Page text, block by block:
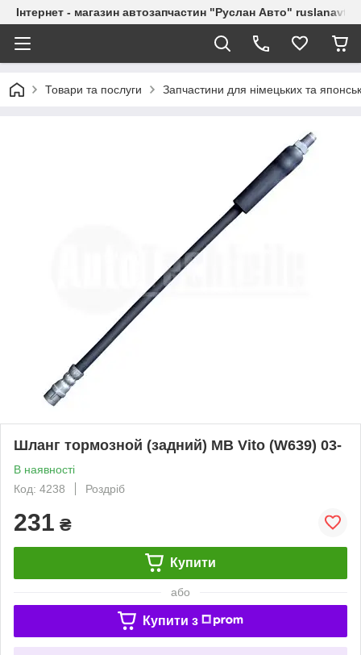
Інтернет - магазин автозапчастин "Руслан Авто"
Товари та послуги Запчастини для німецьких та
Шланг тормозной (задний) MB Vito (W639) 03-
В наявності
Код: 4238
Роздріб
231 ₴
Купити
або
Купити з